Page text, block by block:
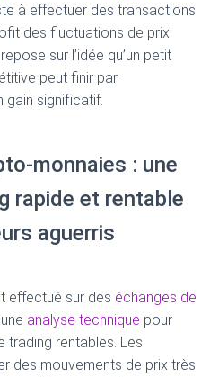
à effectuer des transactions
des fluctuations de prix
sur l’idée qu’un petit
peut finir par
gain significatif.
monnaies : une
rapide et rentable
aguerris
effectué sur des échanges de
analyse technique pour
trading rentables. Les
des mouvements de prix très